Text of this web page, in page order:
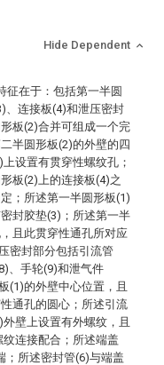
Hide Dependent
征在于：包括第一半圆
、连接板(4)和泄压密封
板(2)合并可组成一个完
半圆形板(2)的外壁的四
设置有贯穿性螺纹孔；
板(2)上的连接板(4)之
；所述第一半圆形板(1)
封胶垫(3)；所述第一半
且此贯穿性通孔所对应
密封部分包括引流管
、手轮(9)和泄气件
(1)的外壁中心位置，且
通孔的圆心；所述引流
壁上设置有外螺纹，且
连接配合；所述端盖
；所述密封管(6)与端盖